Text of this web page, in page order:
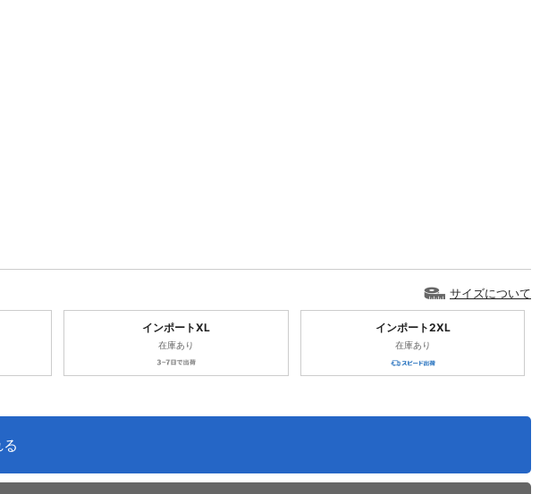
サイズについて
インポートXL
在庫あり
インポート2XL
在庫あり